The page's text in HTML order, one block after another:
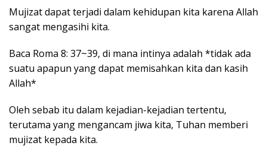
Mujizat dapat terjadi dalam kehidupan kita karena Allah
sangat mengasihi kita.
Baca Roma 8: 37~39, di mana intinya adalah *tidak ada
suatu apapun yang dapat memisahkan kita dan kasih
Allah*
Oleh sebab itu dalam kejadian-kejadian tertentu,
terutama yang mengancam jiwa kita, Tuhan memberi
mujizat kepada kita.